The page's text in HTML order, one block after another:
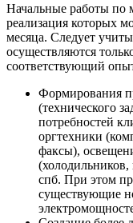
Начальные работы по
реализация которых
месяца. Следует
осуществляются
соответствующий
Формирования
(технического
потребностей
оргтехники
факсы),
спб. При этом
существующие